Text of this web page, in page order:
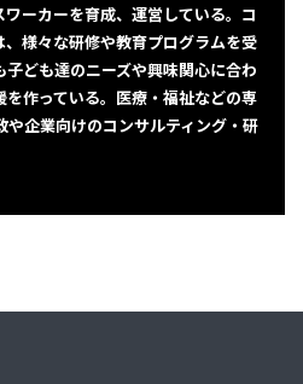
ーカーを育成、運営している。コ
、様々な研修や教育プログラムを受
ども達のニーズや興味関心に合わ
作っている。医療・福祉などの専
や企業向けのコンサルティング・研